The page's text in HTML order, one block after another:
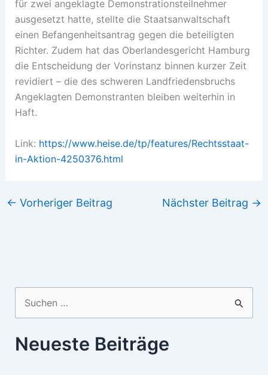
für zwei angeklagte Demonstrationsteilnehmer
ausgesetzt hatte, stellte die Staatsanwaltschaft
einen Befangenheitsantrag gegen die beteiligten
Richter. Zudem hat das Oberlandesgericht Hamburg
die Entscheidung der Vorinstanz binnen kurzer Zeit
revidiert – die des schweren Landfriedensbruchs
Angeklagten Demonstranten bleiben weiterhin in
Haft.
Link: https://www.heise.de/tp/features/Rechtsstaat-
in-Aktion-4250376.html
← Vorheriger Beitrag Nächster Beitrag →
nach:
Neueste Beiträge